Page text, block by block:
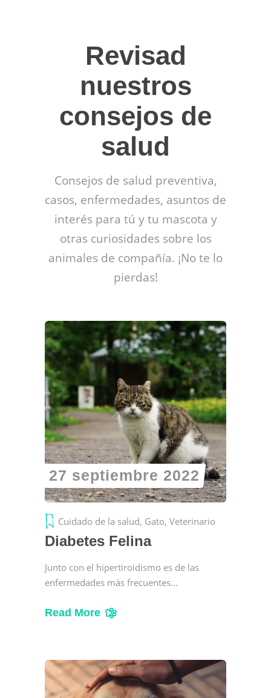
Revisad
nuestros
consejos de
salud
Consejos de salud preventiva,
casos, enfermedades, asuntos de
interés para tú y tu mascota y
otras curiosidades sobre los
animales de compañía. ¡No te lo
pierdas!
27 septiembre 2022
Cuidado de la salud, Gato, Veterinario
Diabetes Felina
Junto con el hipertiroidismo es de las
enfermedades más frecuentes
Read More